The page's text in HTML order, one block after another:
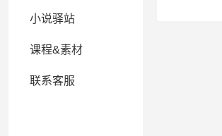
小说驿站
课程&素材
联系客服